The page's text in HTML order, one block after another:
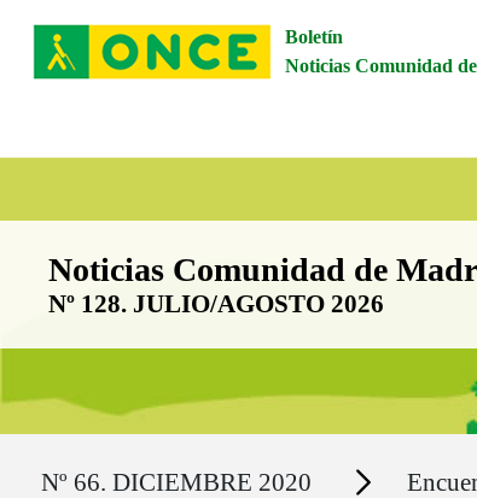
Boletín
Noticias Comunidad
Boletín Noticias Comunidad
Noticias Comunidad de
Nº 128. JULIO/AGOSTO 2026
Nº 66. DICIEMBRE 2020 Secciones